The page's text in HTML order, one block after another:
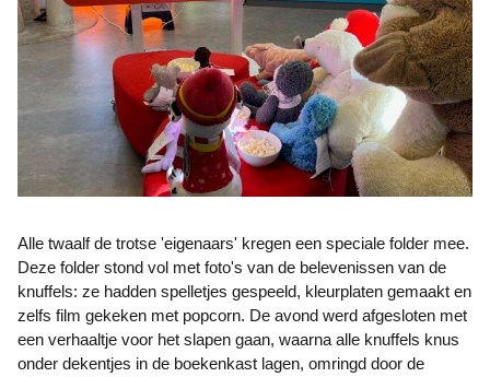
Alle twaalf de trotse 'eigenaars' kregen een speciale folder mee.
Deze folder stond vol met foto's van de belevenissen van de
knuffels: ze hadden spelletjes gespeeld, kleurplaten gemaakt en
zelfs film gekeken met popcorn. De avond werd afgesloten met
een verhaaltje voor het slapen gaan, waarna alle knuffels knus
onder dekentjes in de boekenkast lagen, omringd door de